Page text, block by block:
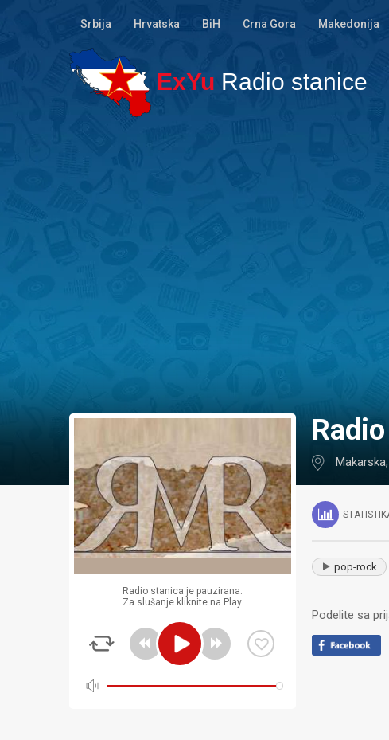
Srbija Hrvatska BiH Crna Gora Makedonija
ExYu Radio stanice
Radio stanica je pauzirana.
Za slušanje kliknite na Play.
Makarska,
pop-rock
Podelite sa